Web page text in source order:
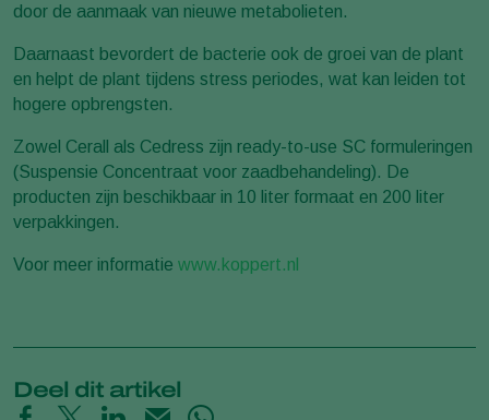
door de aanmaak van nieuwe metabolieten.
Daarnaast bevordert de bacterie ook de groei van de plant
en helpt de plant tijdens stress periodes, wat kan leiden tot
hogere opbrengsten.
Zowel Cerall als Cedress zijn ready-to-use SC formuleringen
(Suspensie Concentraat voor zaadbehandeling). De
producten zijn beschikbaar in 10 liter formaat en 200 liter
verpakkingen.
Voor meer informatie www.koppert.nl
Deel dit artikel